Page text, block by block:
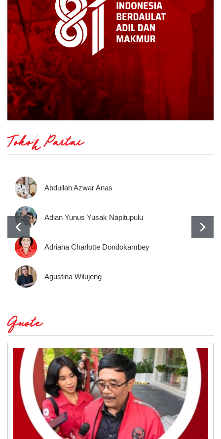
Tokoh Partai
Abdullah Azwar Anas
Adian Yunus Yusak Napitupulu
Adriana Charlotte Dondokambey
Agustina Wilujeng
Quote